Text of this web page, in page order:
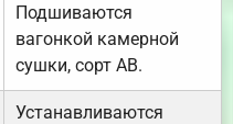
Подшиваются
вагонкой камерной
сушки, сорт АВ.
Устанавливаются